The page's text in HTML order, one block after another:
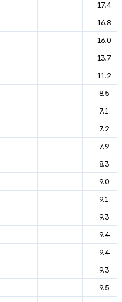
17.4
16.8
16.0
13.7
11.2
8.5
7.1
7.2
7.9
8.3
9.0
9.1
9.3
9.4
9.4
9.3
9.5